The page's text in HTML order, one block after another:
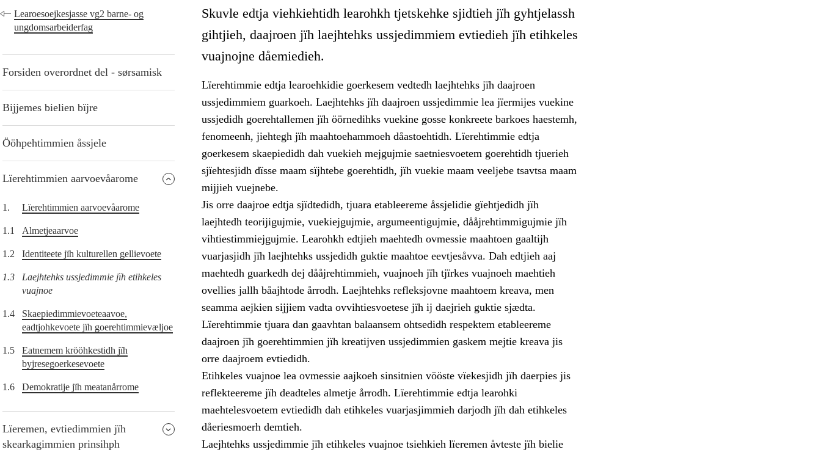
Learoesoejkesjasse vg2 barne- og
ungdomsarbeiderfag
Forsiden overordnet del - sørsamisk
Bijjemes bielien bïjre
Ööhpehtimmien åssjele
Lïerehtimmien aarvoevåarome
1. Lïerehtimmien aarvoevåarome
1.1 Almetjeaarvoe
1.2 Identiteete jïh kulturellen gellievoete
1.3
Laejhtehks ussjedimmie jïh etihkeles
vuajnoe
1.4
Skaepiedimmievoeteaavoe,
eadtjohkevoete jïh goerehtimmievæljoe
1.5
Eatnemem krööhkestidh jïh
byjresegoerkesevoete
1.6 Demokratije jïh meatanårrome
Lïeremen, evtiedimmien jïh
skearkagimmien prinsihph
Skuvle edtja viehkiehtidh learohkh tjetskehke sjidtieh jïh gyhtjelassh
gihtjieh, daajroen jïh laejhtehks ussjedimmiem evtiedieh jïh etihkeles
vuajnojne dåemiedieh.
Lïerehtimmie edtja learoehkidie goerkesem vedtedh laejhtehks jïh daajroen
ussjedimmiem guarkoeh. Laejhtehks jïh daajroen ussjedimmie lea jïermijes vuekine
ussjedidh goerehtallemen jïh öörnedihks vuekine gosse konkreete barkoes haestemh,
fenomeenh, jiehtegh jïh maahtoehammoeh dåastoehtidh. Lïerehtimmie edtja
goerkesem skaepiedidh dah vuekieh mejgujmie saetniesvoetem goerehtidh tjuerieh
sjïehtesjidh dïsse maam sïjhtebe goerehtidh, jïh vuekie maam veeljebe tsavtsa maam
mijjieh vuejnebe.
Jis orre daajroe edtja sjïdtedidh, tjuara etableereme åssjelidie gïehtjedidh jïh
laejhtedh teorijigujmie, vuekiejgujmie, argumeentigujmie, dååjrehtimmigujmie jïh
vihtiestimmiejgujmie. Learohkh edtjieh maehtedh ovmessie maahtoen gaaltijh
vuarjasjidh jïh laejhtehks ussjedidh guktie maahtoe eevtjesåvva. Dah edtjieh aaj
maehtedh guarkedh dej dååjrehtimmieh, vuajnoeh jïh tjïrkes vuajnoeh maehtieh
ovellies jallh båajhtode årrodh. Laejhtehks refleksjovne maahtoem kreava, men
seamma aejkien sijjiem vadta ovvihtiesvoetese jïh ij daejrieh guktie sjædta.
Lïerehtimmie tjuara dan gaavhtan balaansem ohtsedidh respektem etableereme
daajroen jïh goerehtimmien jïh kreatijven ussjedimmien gaskem mejtie kreava jis
orre daajroem evtiedidh.
Etihkeles vuajnoe lea ovmessie aajkoeh sinsitnien vööste vïekesjidh jïh daerpies jis
reflekteereme jïh deadteles almetje årrodh. Lïerehtimmie edtja learohki
maehtelesvoetem evtiedidh dah etihkeles vuarjasjimmieh darjodh jïh dah etihkeles
dåeriesmoerh demtieh.
Laejhtehks ussjedimmie jïh etihkeles vuajnoe tsiehkieh lïeremen åvteste jïh bielie